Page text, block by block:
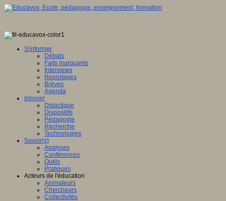
S'informer
Débats
Faits marquants
Interviews
Reportages
Brèves
Agenda
Innover
Didactique
Dispositifs
Pédagogie
Recherche
Technologies
Savoir(s)
Analyses
Conférences
Outils
Pratiques
Acteurs de l'éducation
Animateurs
Chercheurs
Collectivités